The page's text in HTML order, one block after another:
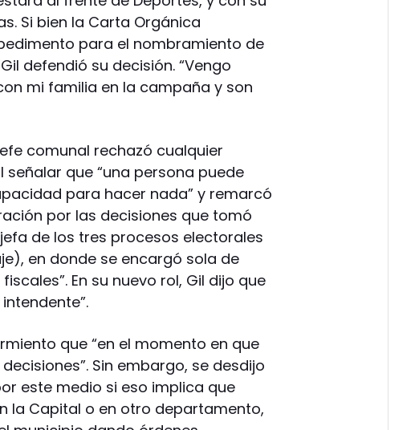
Si bien la Carta Orgánica
para el nombramiento de
defendió su decisión. “Vengo
mi familia en la campaña y son
comunal rechazó cualquier
que “una persona puede
para hacer nada” y remarcó
por las decisiones que tomó
de los tres procesos electorales
en donde se encargó sola de
En su nuevo rol, Gil dijo que
que “en el momento en que
Sin embargo, se desdijo
este medio si eso implica que
la Capital o en otro departamento,